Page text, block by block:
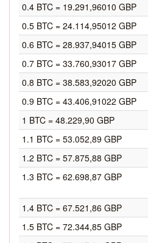
0.4 BTC = 19.291,96010 GBP
0.5 BTC = 24.114,95012 GBP
0.6 BTC = 28.937,94015 GBP
0.7 BTC = 33.760,93017 GBP
0.8 BTC = 38.583,92020 GBP
0.9 BTC = 43.406,91022 GBP
1 BTC = 48.229,90 GBP
1.1 BTC = 53.052,89 GBP
1.2 BTC = 57.875,88 GBP
1.3 BTC = 62.698,87 GBP
1.4 BTC = 67.521,86 GBP
1.5 BTC = 72.344,85 GBP